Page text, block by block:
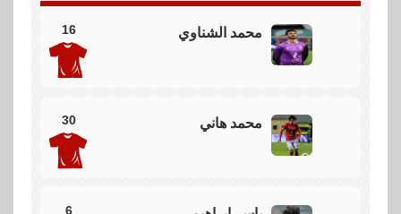
تسلل علي بن شرقي
بطاقة صفراء
محمد الشناوي 16
محمد هاني 30
6